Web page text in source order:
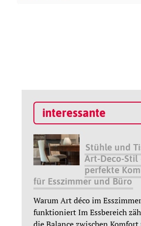
interessante
Stühle und
Art-Deco-Stil
perfekte
für Esszimmer und Büro
Warum Art déco im
funktioniert Im Essbereich